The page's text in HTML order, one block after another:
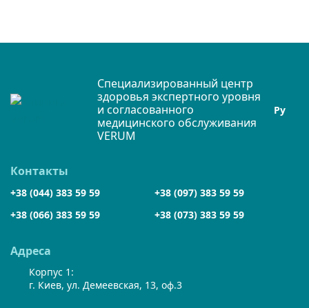
Специализированный центр
здоровья экспертного уровня
и согласованного
медицинского обслуживания
VERUM
Ру
Адреса
Корпус 1:
г. Киев, ул. Демеевская, 13, оф.3
Контакты
+38 (044) 383 59 59
+38 (097) 383 59 59
+38 (066) 383 59 59
+38 (073) 383 59 59